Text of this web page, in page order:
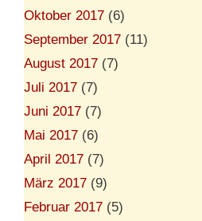
Oktober 2017 (6)
September 2017 (11)
August 2017 (7)
Juli 2017 (7)
Juni 2017 (7)
Mai 2017 (6)
April 2017 (7)
März 2017 (9)
Februar 2017 (5)